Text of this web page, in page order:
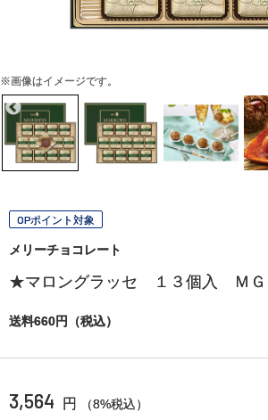
※画像はイメージです。
OPポイント対象
メリーチョコレート
★マロングラッセ １３個入 ＭＧ
送料660円（税込）
3,564 円 （8%税込）